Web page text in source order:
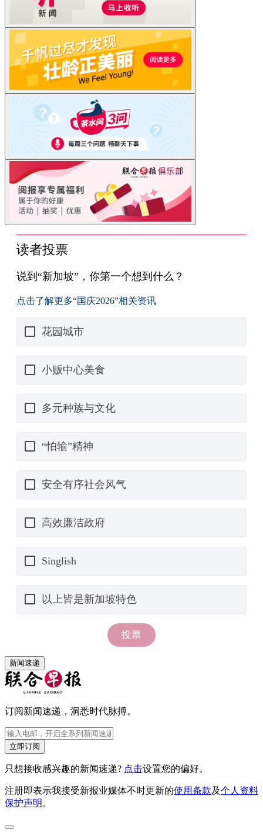
新闻速递
订阅新闻速递，洞悉时代脉搏。
立即订阅
只想接收感兴趣的新闻速递? 点击设置您的偏好。
注册即表示我接受新报业媒体不时更新的使用条款及个人资料
保护声明 。